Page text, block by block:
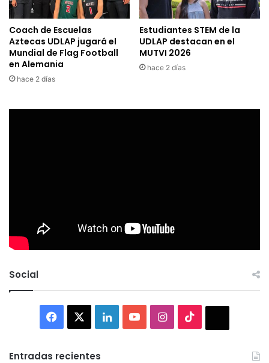
Coach de Escuelas
Aztecas UDLAP jugará el
Mundial de Flag Football
en Alemania
hace 2 días
Estudiantes STEM de la
UDLAP destacan en el
MUTVI 2026
hace 2 días
Social
Facebook LinkedInYouTubeInstagram
Entradas recientes